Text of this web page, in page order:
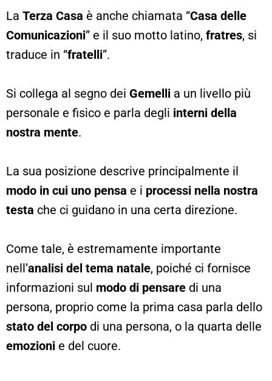
La Terza Casa è anche chiamata “Casa delle
Comunicazioni” e il suo motto latino, fratres, si
traduce in “fratelli”.
Si collega al segno dei Gemelli a un livello più
personale e fisico e parla degli interni della
nostra mente.
La sua posizione descrive principalmente il
modo in cui uno pensa e i processi nella nostra
testa che ci guidano in una certa direzione.
Come tale, è estremamente importante
nell’analisi del tema natale, poiché ci fornisce
informazioni sul modo di pensare di una
persona, proprio come la prima casa parla dello
stato del corpo di una persona, o la quarta delle
emozioni e del cuore.